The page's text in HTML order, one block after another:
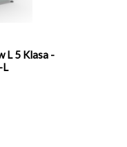
L 5 Klasa -
L